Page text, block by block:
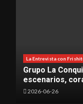
La Entrevista con
Grupo La
escenarios,
2026-06-26